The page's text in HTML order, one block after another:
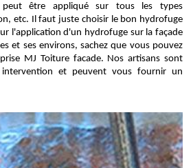
peut être appliqué sur tous les types
etc. Il faut juste choisir le bon hydrofuge
l'application d'un hydrofuge sur la façade
et ses environs, sachez que vous pouvez
MJ Toiture facade. Nos artisans sont
et peuvent vous fournir un